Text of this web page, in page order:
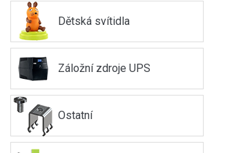
Dětská svítidla
Záložní zdroje UPS
Ostatní